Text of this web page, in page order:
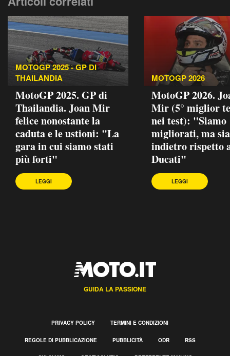
MOTOGP 2025 - GP DI
THAILANDIA
MotoGP 2025. GP di
Thailandia. Joan Mir
felice nonostante la
caduta e le ustioni: "La
gara in cui siamo stati
più forti"
LEGGI
MOTOGP 2026
MotoGP 2026.
Mir (5° miglior
nei test): "Siamo
migliorati, ma
indietro rispetto
Ducati"
LEGGI
GUIDA LA PASSIONE
PRIVACY POLICY TERMINI E CONDIZIONI
REGOLE DI PUBBLICAZIONE PUBBLICITÀ ODR RSS